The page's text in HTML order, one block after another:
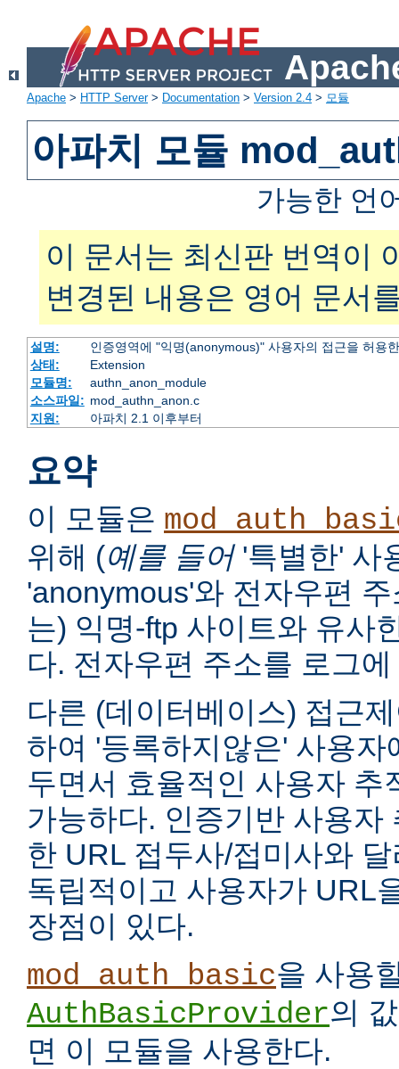
Apache > HTTP Server> Documentation > Version 2.4 > 모듈
아파치 모듈
가능한 언
이 문서는 최신판 번역이
변경된 내용은 영어 문서
설명:
인증영역에 "익명(anonymous)" 사용자의 접근을 허용
상태:
Extension
모듈명:
authn_anon_module
소스파일: mod_authn_anon.c
지원:
아파치 2.1 이후부터
요약
이 모듈은
위해 (예를 들어'특별한' 사
'anonymous'와 전자우편
는) 익명-ftp 사이트와 유사
다. 전자우편 주소를 로그
다른 (데이터베이스) 접근
하여 '등록하지않은' 사용
두면서 효율적인 사용자 추
가능하다. 인증기반 사용자
한 URL 접두사/접미사와
독립적이고 사용자가 URL
장점이 있다.
mod_auth_basic을 사용
AuthBasicProvider의
면 이 모듈을 사용한다.